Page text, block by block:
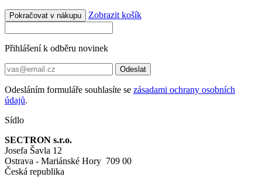
Pokračovat v nákupu Zobrazit košík
Přihlášení k odběru novinek
Odeslat
Odesláním formuláře souhlasíte se zásadami ochrany osobních
údajů.
Sídlo
SECTRON s.r.o.
Josefa Šavla 12
Ostrava - Mariánské Hory 709 00
Česká republika